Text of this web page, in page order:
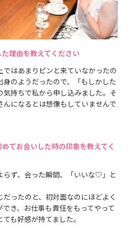
理由を教えてください
はあまりピンと来ていなかったの
のようだったので、「もしかした
気持ちで私から申し込みました。そ
になるとは想像もしていませんで
てお会いした時の印象を教えてく
らず、会った瞬間、「いいな♡」と
ったのと、初対面なのにほどよく
き、お仕事も責任をもってやって
も好感が持てました。